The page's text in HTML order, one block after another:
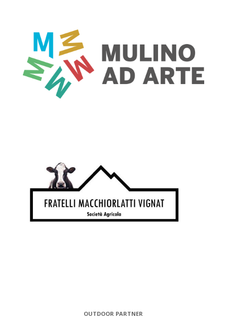
OUTDOOR PARTNER